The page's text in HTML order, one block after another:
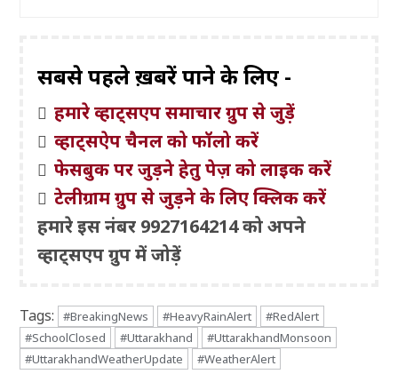
सबसे पहले ख़बरें पाने के लिए -
हमारे व्हाट्सएप समाचार ग्रुप से जुड़ें
व्हाट्सऐप चैनल को फॉलो करें
फेसबुक पर जुड़ने हेतु पेज़ को लाइक करें
टेलीग्राम ग्रुप से जुड़ने के लिए क्लिक करें
हमारे इस नंबर 9927164214 को अपने
व्हाट्सएप ग्रुप में जोड़ें
Tags: #BreakingNews #HeavyRainAlert
#RedAlert
#SchoolClosed
#Uttarakhand
#UttarakhandMonsoon
#UttarakhandWeatherUpdate
#WeatherAlert